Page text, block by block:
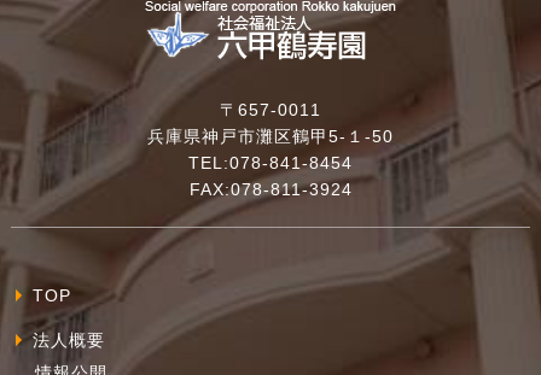
〒657-0011
兵庫県神戸市灘区鶴甲5-１-50
TEL:078-841-8454
FAX:078-811-3924
TOP
法人概要